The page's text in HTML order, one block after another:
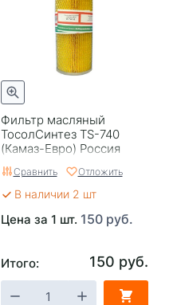
Фильтр масляный
ТосолСинтез TS-740
(Камаз-Евро) Россия
Сравнить Отложить
В наличии 2 шт
Цена за 1 шт. 150 руб.
Итого: 150 руб.